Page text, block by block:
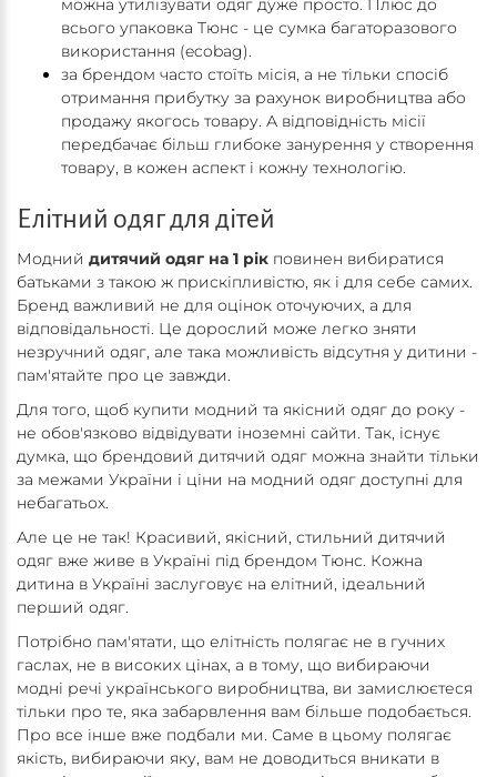
можна утилізувати одяг дуже просто. Плюс до
всього упаковка Тюнс - це сумка багаторазового
використання (ecobag).
за брендом часто стоїть місія, а не тільки спосіб
отримання прибутку за рахунок виробництва або
продажу якогось товару. А відповідність місії
передбачає більш глибоке занурення у створення
товару, в кожен аспект і кожну технологію.
Елітний одяг для дітей
Модний дитячий одяг на 1 рік повинен вибиратися
батьками з такою ж прискіпливістю, як і для себе самих.
Бренд важливий не для оцінок оточуючих, а для
відповідальності. Це дорослий може легко зняти
незручний одяг, але така можливість відсутня у дитини -
пам'ятайте про це завжди.
Для того, щоб купити модний та якісний одяг до року -
не обов'язково відвідувати іноземні сайти. Так, існує
думка, що брендовий дитячий одяг можна знайти тільки
за межами України і ціни на модний одяг доступні для
небагатьох.
Але це не так! Красивий, якісний, стильний дитячий
одяг вже живе в Україні під брендом Тюнс. Кожна
дитина в Україні заслуговує на елітний, ідеальний
перший одяг.
Потрібно пам'ятати, що елітність полягає не в гучних
гаслах, не в високих цінах, а в тому, що вибираючи
модні речі українського виробництва, ви замислюєтеся
тільки про те, яка забарвлення вам більше подобається.
Про все інше вже подбали ми. Саме в цьому полягає
якість, вибираючи яку, вам не доводиться вникати в